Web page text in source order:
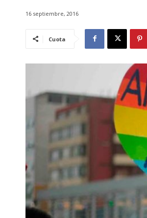
16 septiembre, 2016
Cuota